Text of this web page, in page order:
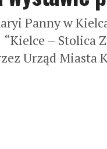
Panny w
– Stolica
Urząd